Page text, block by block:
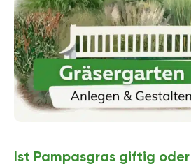
Ist Pampasgras giftig